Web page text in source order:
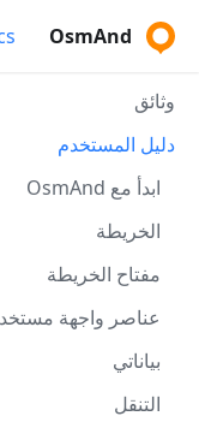
OsmAnd
وثائق
دليل المستخدم
ابدأ مع OsmAnd
الخريطة
مفتاح الخريطة
عناصر واجهة
بياناتي
التنقل